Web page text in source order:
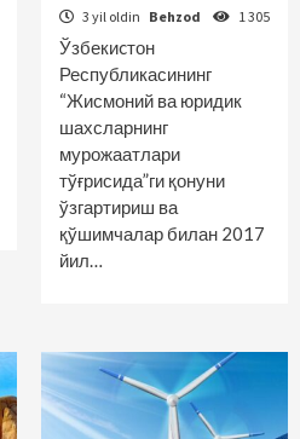
3 yil oldin Behzod 1 305
Ўзбекиcтон
Республикасининг
“Жисмоний ва юридик
шахсларнинг
мурожаатлари
тўғрисида”ги қонуни
ўзгартириш ва
қўшимчалар билан 2017
йил…